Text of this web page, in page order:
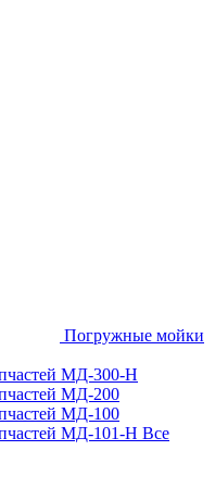
Погружные мойки
МД-300-H
МД-200
МД-100
МД-101-Н Все